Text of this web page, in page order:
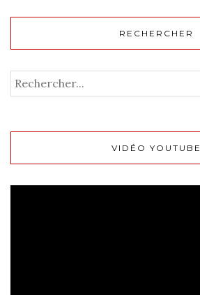
RECHERCHER
VIDÉO YOUTUBE